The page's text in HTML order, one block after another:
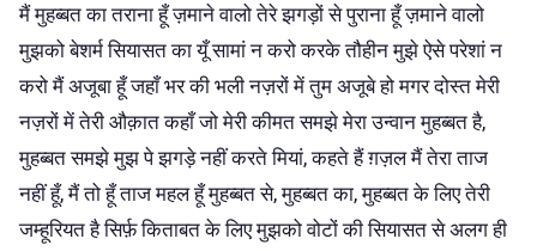
मैं मुहब्बत का तराना हूँ ज़माने वालो तेरे झगड़ों से पुराना हूँ ज़माने वालो
मुझको बेशर्म सियासत का यूँ सामां न करो करके तौहीन मुझे ऐसे परेशां न
करो मैं अजूबा हूँ जहाँ भर की भली नज़रों में तुम अजूबे हो मगर दोस्त मेरी
नज़रों में तेरी औक़ात कहाँ जो मेरी कीमत समझे मेरा उन्वान मुहब्बत है,
मुहब्बत समझे मुझ पे झगड़े नहीं करते मियां, कहते हैं ग़ज़ल मैं तेरा ताज
नहीं हूँ, मैं तो हूँ ताज महल हूँ मुहब्बत से, मुहब्बत का, मुहब्बत के लिए तेरी
जम्हूरियत है सिर्फ़ किताबत के लिए मुझको वोटों की सियासत से अलग ही